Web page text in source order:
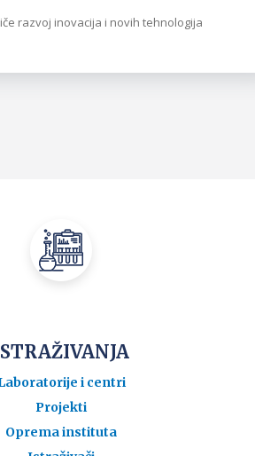
razvoj inovacija i novih tehnologija
i centri
Projekti
Oprema instituta